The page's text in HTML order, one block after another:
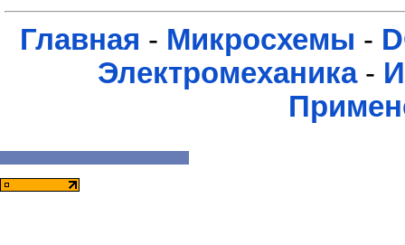
Главная - Микросхемы -
Электромеханика-